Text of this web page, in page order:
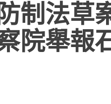
制法草
院舉報